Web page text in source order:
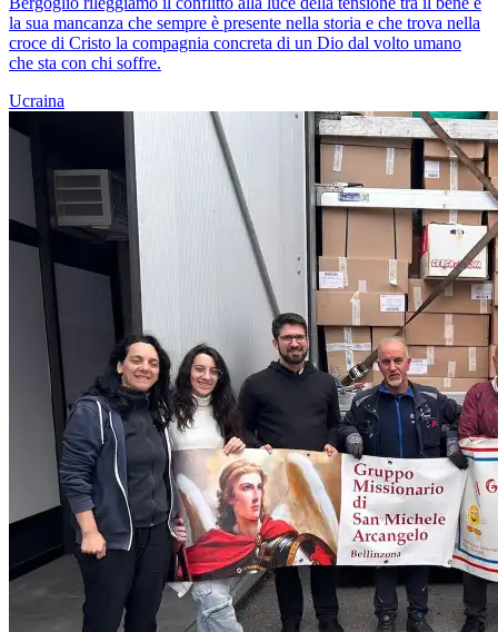
la sua mancanza che sempre è presente nella storia e che trova nella
croce di Cristo la compagnia concreta di un Dio dal volto umano
che sta con chi soffre.
Ucraina